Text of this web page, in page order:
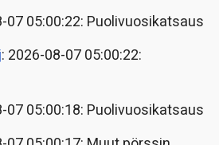
07 05:00:22: Puolivuosikatsaus
: 2026-08-07 05:00:22:
07 05:00:18: Puolivuosikatsaus